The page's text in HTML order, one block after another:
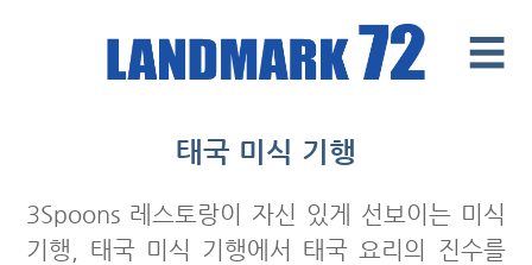
☰
Office
태국 미식 기행
3Spoons 레스토랑이 자신 있게 선보이는 미식
기행, 태국 미식 기행에서 태국 요리의 진수를